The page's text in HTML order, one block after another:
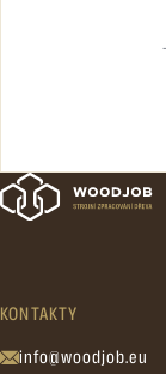
KONTAKTY
info@woodjob.eu